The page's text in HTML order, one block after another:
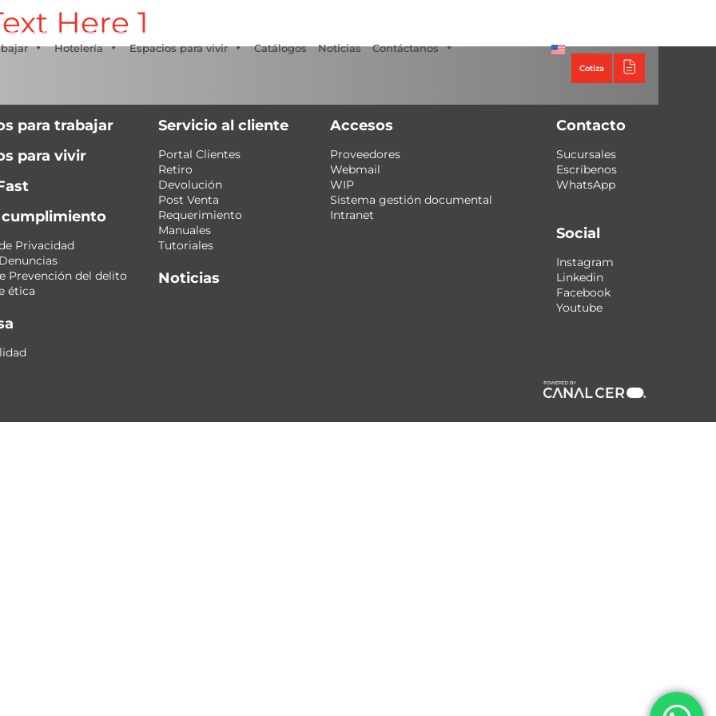
+56 2 27905000 +56 9 3469 5135
Hotelería Espacios para vivir Catálogos Noticias Contáctanos
Cotiza
Here 1
para trabajar
para vivir
cumplimiento
Privacidad
Prevención del delito
ética
Servicio al cliente
Portal Clientes
Retiro
Devolución
Post Venta
Requerimiento
Manuales
Tutoriales
Noticias
Accesos
Proveedores
Webmail
WIP
Sistema gestión documental
Intranet
Contacto
Sucursales
Escríbenos
WhatsApp
Social
Instagram
Linkedin
Facebook
Youtube